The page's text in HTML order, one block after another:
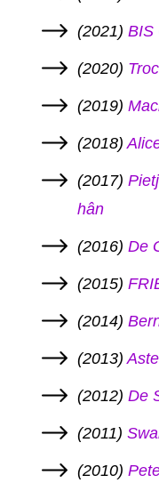
(2021) BIS
(2020)
(2019)
(2018)
(2017)
hân
(2016) De
(2015)
(2014)
(2013)
(2012) De
(2011)
(2010)